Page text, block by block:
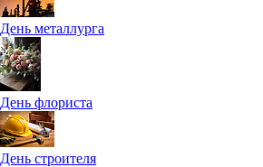
День металлурга
День флориста
День строителя